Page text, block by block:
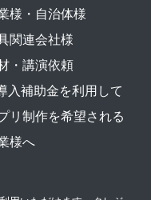
様・自治体様
関連会社様
・講演依頼
入補助金を利用して
リ制作を希望される
様へ